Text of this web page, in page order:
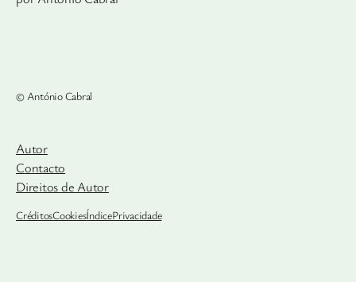
© António Cabral
Autor
Contacto
Direitos de Autor
CréditosCookiesÍndicePrivacidade